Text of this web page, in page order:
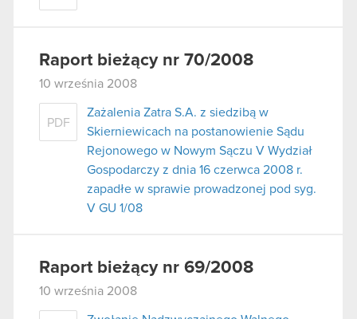
Raport bieżący nr 70/2008
10 września 2008
PDF
Zażalenia Zatra S.A. z siedzibą w
Skierniewicach na postanowienie Sądu
Rejonowego w Nowym Sączu V Wydział
Gospodarczy z dnia 16 czerwca 2008 r.
zapadłe w sprawie prowadzonej pod syg.
V GU 1/08
Raport bieżący nr 69/2008
10 września 2008